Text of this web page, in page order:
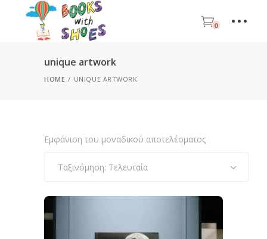
0
unique artwork
HOME UNIQUE ARTWORK
Εμφάνιση του μοναδικού αποτελέσματος
Ταξινόμηση: Τελευταία